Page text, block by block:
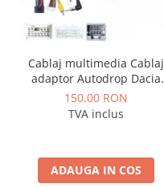
Cablaj multimedia Cablaj
adaptor Autodrop Dacia
Logan / Sandero pentru
Navigatii multimedia
150,00 RON
TVA inclus
ADAUGA IN COS